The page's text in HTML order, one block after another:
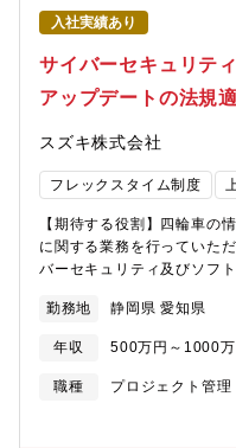
の体制、仕組みの構築を進
となっています。<< 部門の
試作車両を管理する体制、
な車両開発計画を確実に遂
た人員・時間を最大限活用
戦略部・配属拠点 ：
就業時間 ：フレキシブ
働時間 8時間）・在宅勤務
経験を活かし、職場に溶け
育体制 >>OJTで業務の立ち
験や状況に応じて、社内外
す。社内には以下のような
ム：英会話やプログラミン
など多数あります。<< キャ
職 ：係長、将来的に
入社実績あり
サイバーセキュリテ
アップデートの法規
スズキ株式会社
フレックスタイム制度
【期待する役割】四輪車の
に関する業務を行っていた
バーセキュリティ及びソフ
ることの証明●認可取得のた
勤務地 静岡県 愛知県
年収 500万円～1000万
職種
プロジェクト管理